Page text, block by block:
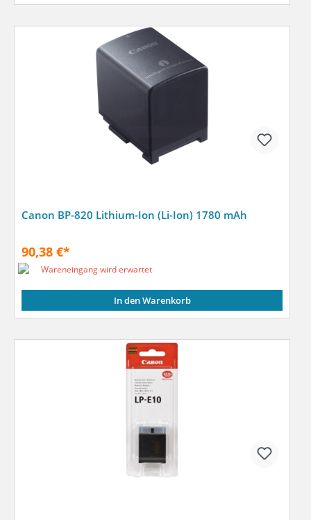
Canon BP-820 Lithium-Ion (Li-Ion) 1780 mAh
90,38 €*
Wareneingang wird erwartet
In den Warenkorb